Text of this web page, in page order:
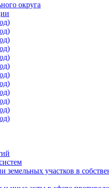
округа
земельных участков в